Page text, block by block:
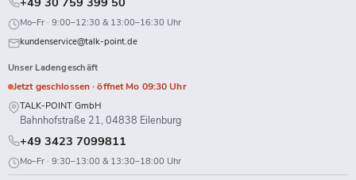
Mo–Fr · 9:00–12:30 & 13:00–16:30 Uhr
kundenservice@talk-point.de
Unser Ladengeschäft
Jetzt geschlossen · öffnet Mo 09:30 Uhr
TALK-POINT GmbH
Bahnhofstraße 21, 04838 Eilenburg
+49 3423 7099811
Mo–Fr · 9:30–13:00 & 13:30–18:00 Uhr